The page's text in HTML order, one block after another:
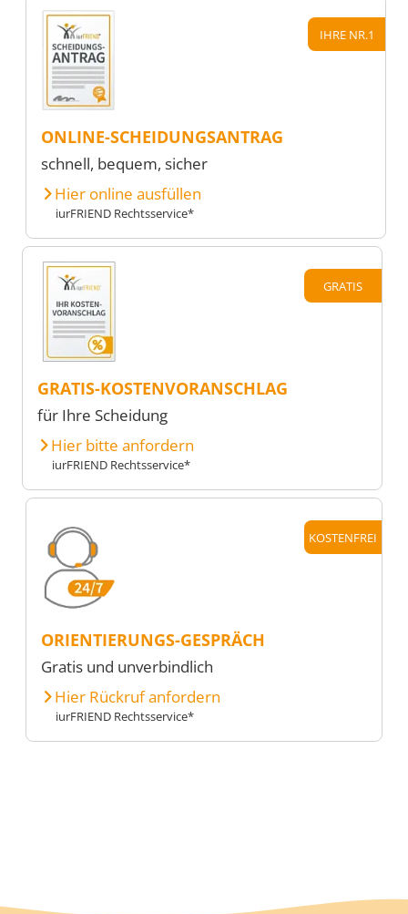
IHRE NR.1
ONLINE-SCHEIDUNGSANTRAG
schnell, bequem, sicher
Hier online ausfüllen
iurFRIEND Rechtsservice*
GRATIS
GRATIS-KOSTENVORANSCHLAG
für Ihre Scheidung
Hier bitte anfordern
iurFRIEND Rechtsservice*
KOSTENFREI
ORIENTIERUNGS-GESPRÄCH
Gratis und unverbindlich
Hier Rückruf anfordern
iurFRIEND Rechtsservice*